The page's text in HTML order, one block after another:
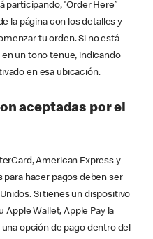
participando, “Order Here”
la página con los detalles y
tu orden. Si no está
en un tono tenue, indicando
en esa ubicación.
aceptadas por el
American Express y
para hacer pagos deben ser
Si tienes un dispositivo
Apple Wallet, Apple Pay la
opción de pago dentro del